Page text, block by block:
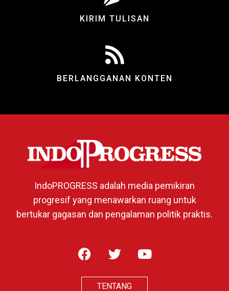
KIRIM TULISAN
BERLANGGANAN KONTEN
IndoPROGRESS adalah media pemikiran
progresif yang menawarkan ruang untuk
bertukar gagasan dan pengalaman politik praktis.
TENTANG